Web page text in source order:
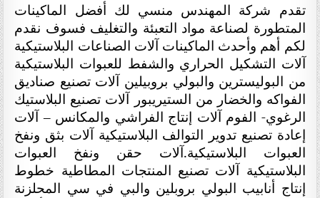
تقدم شركة المهندس منسي لك أفضل الماكينات
المتطورة لصناعة مواد التعبئة والتغليف فسوف نقدم
لكم أهم وأحدث الماكينات آلات الصناعات البلاستيكية
آلات التشكيل الحراري والشفط للعبوات البلاستيكية
من البوليسترين والبولي بروبيلين آلات تصنيع صناديق
الفواكه والخضار من الستيريبور آلات تصنيع البلاستيك
الرغوي- الفوم آلات إنتاج الفراشي والمكانس – آلات
إعادة تصنيع تدوير التوالف البلاستيكية آلات بثق ونفخ
العبوات البلاستيكية.آلات حقن ونفخ العبوات
البلاستيكية آلات تصنيع المنتجات المطاطية خطوط
إنتاج أنابيب البولي بروبلين والبي في سي المحلزنة